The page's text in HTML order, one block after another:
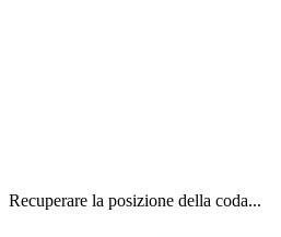
Recuperare la posizione della coda...